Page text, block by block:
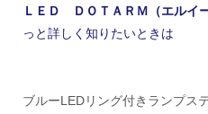
ＬＥＤ ＤＯＴＡＲＭ（エルイ
っと詳しく知りたいときは
ブルーLEDリング付きランプス